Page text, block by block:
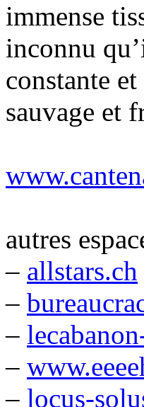
immense
inconnu
constante
sauvage et
autres
– allstars.ch
–
–
–
– locus-